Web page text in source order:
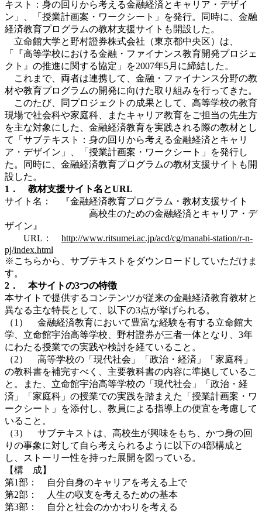
キスト：身の回りから考える金融経済とキャリア・デザイ
ン」、「授業計画案・ワークシート」を発行。同時に、金融
経済教育プログラムの教材支援サイトも開設した。
立命館大学と野村證券株式会社（東京都中央区）は、
「『高等学校における金融・ファイナンス教育開発プロジェ
クト』の推進に関する協定」を2007年5月に締結した。
これまで、両者は連携して、金融・ファイナンス分野の教
材や教育プログラムの開発に向けた取り組みを行ってきた。
このたび、同プロジェクトの成果として、高等学校の教育
現場で社会科や家庭科、またキャリア教育をご担当の先生方
を主な対象にした、金融経済教育を実践される際の教材とし
て「サブテキスト：身の回りから考える金融経済とキャリ
ア・デザイン」、「授業計画案・ワークシート」を発行し
た。同時に、金融経済教育プログラムの教材支援サイトも開
設した。
1． 教材支援サイト名とURL
サイト名： 『金融経済教育プログラム・教材支援サイト
高校生のための金融経済とキャリア・デ
ザイン』
URL： http://www.ritsumei.ac.jp/acd/cg/manabi-station/r-n-
pj/index.html
※こちらから、サブテキストをダウンロードしていただけま
す。
2． 本サイトの3つの特徴
本サイトで提供するコンテンツが従来の金融経済教育教材と
異なる主な特長として、以下の3点が挙げられる。
（1） 金融経済教育において豊富な経験を有する立命館大
学、立命館宇治高等学校、野村證券が三者一体となり、3年
にわたる授業での実践や検討を経ていること。
（2） 高等学校の「現代社会」「政治・経済」「家庭科」
の教科書を補完すべく、主要教科書の内容に準拠しているこ
と。また、立命館宇治高等学校の「現代社会」「政治・経
済」「家庭科」の授業での実践を踏まえた「授業計画案・ワ
ークシート」を添付し、教員による指導上の便宜を考慮して
いること。
（3） サブテキストは、高校生が興味をもち、かつ身の回
りの事象に対して自ら考えられるように以下の4部構成と
し、ストーリー性を持った展開を図っている。
【構 成】
第1部： 自分自身のキャリアを考える上で
第2部： 人生の収支を考えるための基本
第3部： 自分と社会のかかわりを考える